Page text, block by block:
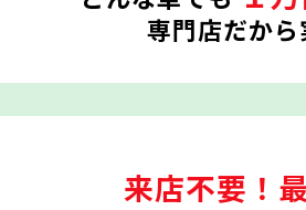
専門店だか
来店不要！